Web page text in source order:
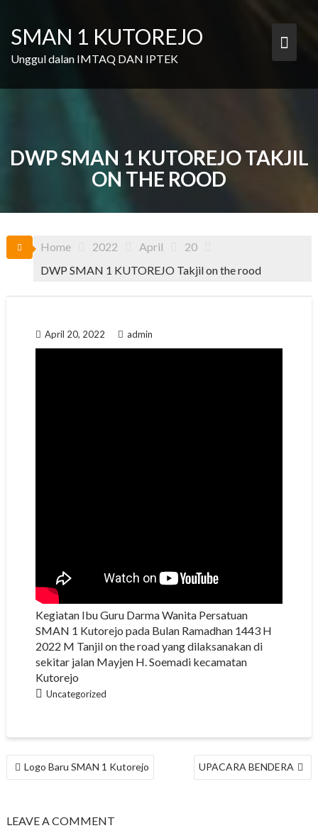
content
SMAN 1 KUTOREJO
Unggul dalan IMTAQ DAN IPTEK
DWP SMAN 1 KUTOREJO TAKJIL
ON THE ROOD
Home 2022 April
20
DWP SMAN 1 KUTOREJO Takjil on the rood
April 20, 2022 admin
Kegiatan Ibu Guru Darma Wanita Persatuan
SMAN 1 Kutorejo pada Bulan Ramadhan 1443 H
2022 M Tanjil on the road yang dilaksanakan di
sekitar jalan Mayjen H. Soemadi kecamatan
Kutorejo
Uncategorized
NAVIGASI
POS
Logo Baru SMAN 1 Kutorejo UPACARA BENDERA
LEAVE A COMMENT